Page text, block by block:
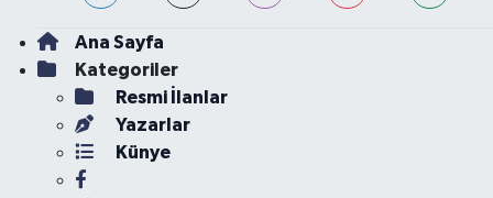
Ana Sayfa
Kategoriler
Resmi İlanlar
Yazarlar
Künye